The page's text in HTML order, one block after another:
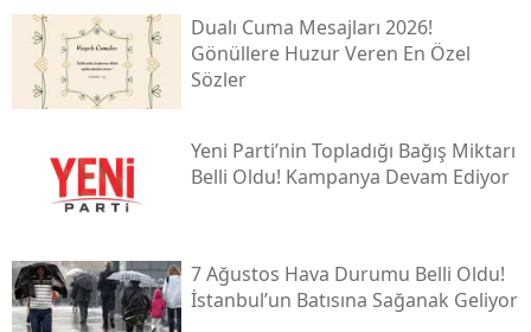
Dualı Cuma Mesajları 2026!
Gönüllere Huzur Veren En Özel
Sözler
Yeni̇ Parti’nin Topladığı Bağış Miktarı
Belli Oldu! Kampanya Devam Ediyor
7 Ağustos Hava Durumu Belli Oldu!
İstanbul’un Batısına Sağanak Geliyor